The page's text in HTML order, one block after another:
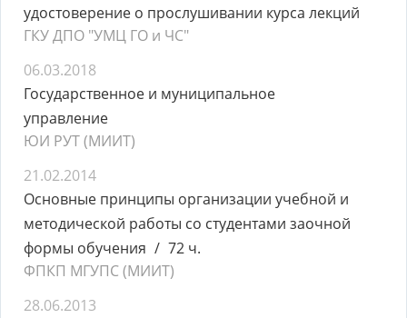
удостоверение о прослушивании курса лекций
ГКУ ДПО "УМЦ ГО и ЧС"
06.03.2018
Государственное и муниципальное
управление
ЮИ РУТ (МИИТ)
21.02.2014
Основные принципы организации учебной и
методической работы со студентами заочной
формы обучения
72 ч.
ФПКП МГУПС (МИИТ)
28.06.2013